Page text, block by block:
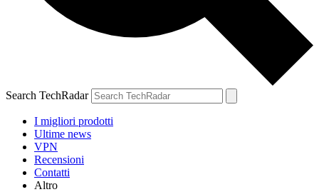
Search TechRadar
I migliori prodotti
Ultime news
VPN
Recensioni
Contatti
Altro